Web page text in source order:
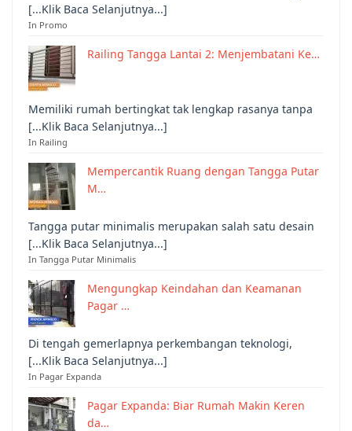
[...Klik Baca Selanjutnya...]
In Promo
Railing Tangga Lantai 2: Menjembatani Ke…
Memiliki rumah bertingkat tak lengkap rasanya tanpa
[...Klik Baca Selanjutnya...]
In Railing
Mempercantik Ruang dengan Tangga Putar
M…
Tangga putar minimalis merupakan salah satu desain
[...Klik Baca Selanjutnya...]
In Tangga Putar Minimalis
Mengungkap Keindahan dan Keamanan
Pagar …
Di tengah gemerlapnya perkembangan teknologi,
[...Klik Baca Selanjutnya...]
In Pagar Expanda
Pagar Expanda: Biar Rumah Makin Keren
da…